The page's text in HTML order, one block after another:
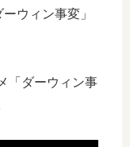
ウィン事変」
「ダーウィン事